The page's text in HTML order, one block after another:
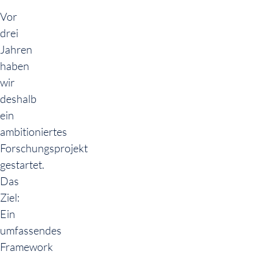
Vor
drei
Jahren
haben
wir
deshalb
ein
ambitioniertes
Forschungsprojekt
gestartet.
Das
Ziel:
Ein
umfassendes
Framework